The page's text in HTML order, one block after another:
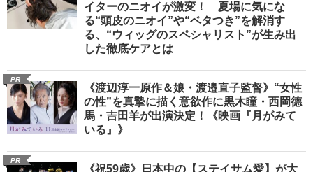
イターのニオイが激変！ 夏場に気にな
る“頭皮のニオイ”や“ベタつき”を解消す
る、“ウィッグのスペシャリスト”が生み出
した徹底ケアとは
PR
《渡辺淳一原作＆娘・渡邉直子監督》“女性
の性”を真摯に描く意欲作に黒木瞳・西岡德
馬・吉田羊が出演決定！《映画『月がみて
いる』》
PR
《祝59歳》日本中の【ステイサム愛】が大